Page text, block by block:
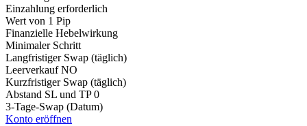
Einzahlung erforderlich
Wert von 1 Pip
Finanzielle Hebelwirkung
Minimaler Schritt
Langfristiger Swap (täglich)
Leerverkauf NO
Kurzfristiger Swap (täglich)
Abstand SL und TP 0
3-Tage-Swap (Datum)
Konto eröffnen